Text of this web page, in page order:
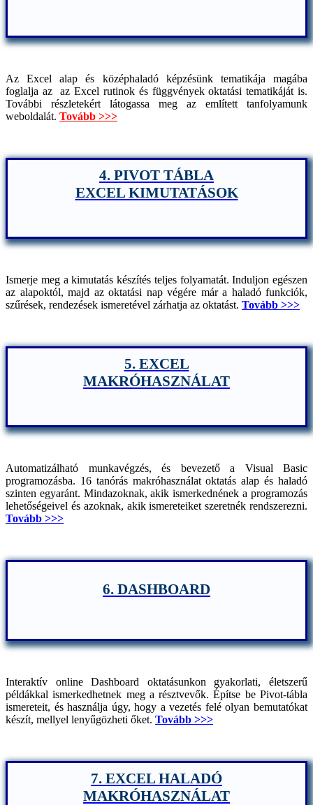
Az Excel alap és középhaladó képzésünk tematikája magába
foglalja az az Excel rutinok és függvények oktatási tematikáját is.
További részletekért látogassa meg az említett tanfolyamunk
weboldalát. Tovább >>>
4. PIVOT TÁBLA
EXCEL KIMUTATÁSOK
Ismerje meg a kimutatás készítés teljes folyamatát. Induljon egészen
az alapoktól, majd az oktatási nap végére már a haladó funkciók,
szűrések, rendezések ismeretével zárhatja az oktatást. Tovább >>>
5. EXCEL
MAKRÓHASZNÁLAT
Automatizálható munkavégzés, és bevezető a Visual Basic
programozásba. 16 tanórás makróhasználat oktatás alap és haladó
szinten egyaránt. Mindazoknak, akik ismerkednének a programozás
lehetőségeivel és azoknak, akik ismereteiket szeretnék rendszerezni.
Tovább >>>
6. DASHBOARD
Interaktív online Dashboard oktatásunkon gyakorlati, életszerű
példákkal ismerkedhetnek meg a résztvevők. Építse be Pivot-tábla
ismereteit, és használja úgy, hogy a vezetés felé olyan bemutatókat
készít, mellyel lenyűgözheti őket. Tovább >>>
7. EXCEL HALADÓ
MAKRÓHASZNÁLAT